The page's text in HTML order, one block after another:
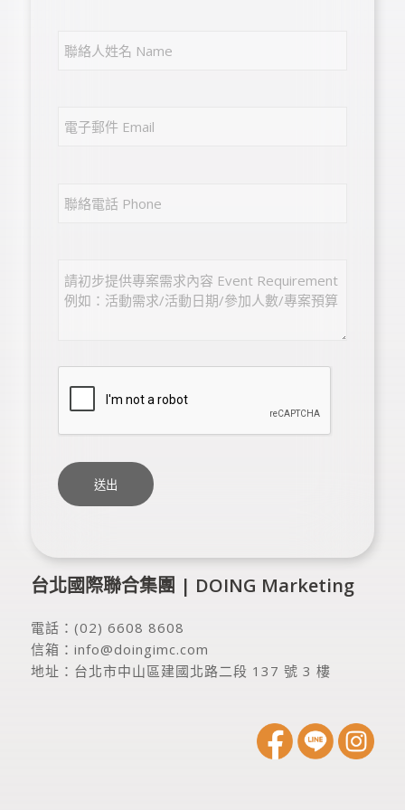
台北國際聯合集團 | DOING Marketing
電話： (02) 6608 8608
信箱： info@doingimc.com
地址： 台北市中山區建國北路二段 137 號 3 樓